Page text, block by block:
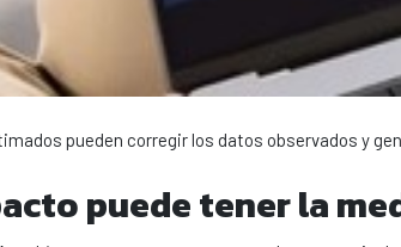
pueden corregir los datos observados y
puede tener la